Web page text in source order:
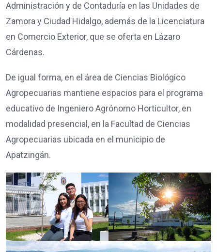
Administración y de Contaduría en las Unidades de
Zamora y Ciudad Hidalgo, además de la Licenciatura
en Comercio Exterior, que se oferta en Lázaro
Cárdenas.
De igual forma, en el área de Ciencias Biológico
Agropecuarias mantiene espacios para el programa
educativo de Ingeniero Agrónomo Horticultor, en
modalidad presencial, en la Facultad de Ciencias
Agropecuarias ubicada en el municipio de
Apatzingán.